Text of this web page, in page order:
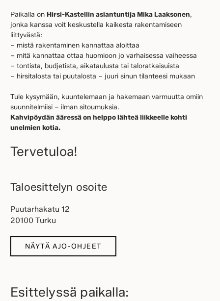
Paikalla on Hirsi-Kastellin asiantuntija Mika Laaksonen,
jonka kanssa voit keskustella kaikesta rakentamiseen
liittyvästä:
– mistä rakentaminen kannattaa aloittaa
– mitä kannattaa ottaa huomioon jo varhaisessa vaiheessa
– tontista, budjetista, aikataulusta tai taloratkaisuista
– hirsitalosta tai puutalosta – juuri sinun tilanteesi mukaan
Tule kysymään, kuuntelemaan ja hakemaan varmuutta omiin
suunnitelmiisi – ilman sitoumuksia.
Kahvipöydän ääressä on helppo lähteä liikkeelle kohti
unelmien kotia.
Tervetuloa!
Taloesittelyn osoite
Puutarhakatu 12
20100 Turku
NÄYTÄ AJO-OHJEET
Esittelyssä paikalla: